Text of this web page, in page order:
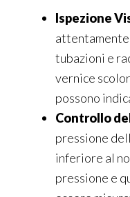
Ispezione
tubazioni e
vernice
possono
Controllo
pressione
inferiore al
pressione e